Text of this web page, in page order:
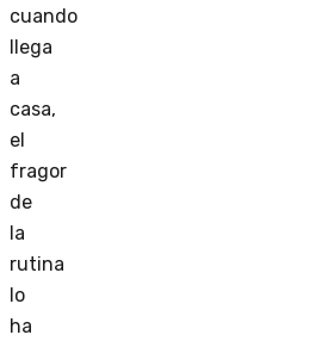
cuando
llega
a
casa,
el
fragor
de
la
rutina
lo
ha